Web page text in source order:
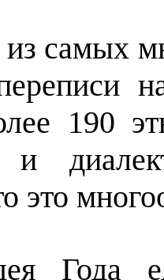
самых
190
это
Года